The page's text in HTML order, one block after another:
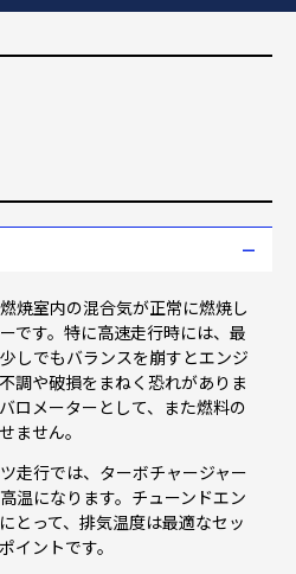
焼室内の混合気が正常に燃焼し
です。特に高速走行時には、最
しでもバランスを崩すとエンジ
調や破損をまねく恐れがありま
ロメーターとして、また燃料の
ません。
走行では、ターボチャージャー
温になります。チューンドエン
とって、排気温度は最適なセッ
イントです。